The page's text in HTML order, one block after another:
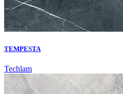
TEMPESTA
Techlam